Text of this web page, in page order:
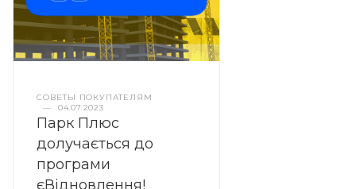
СОВЕТЫ ПОКУПАТЕЛЯМ
—
04.07.2023
Парк Плюс
долучається до
програми
єВідновлення!